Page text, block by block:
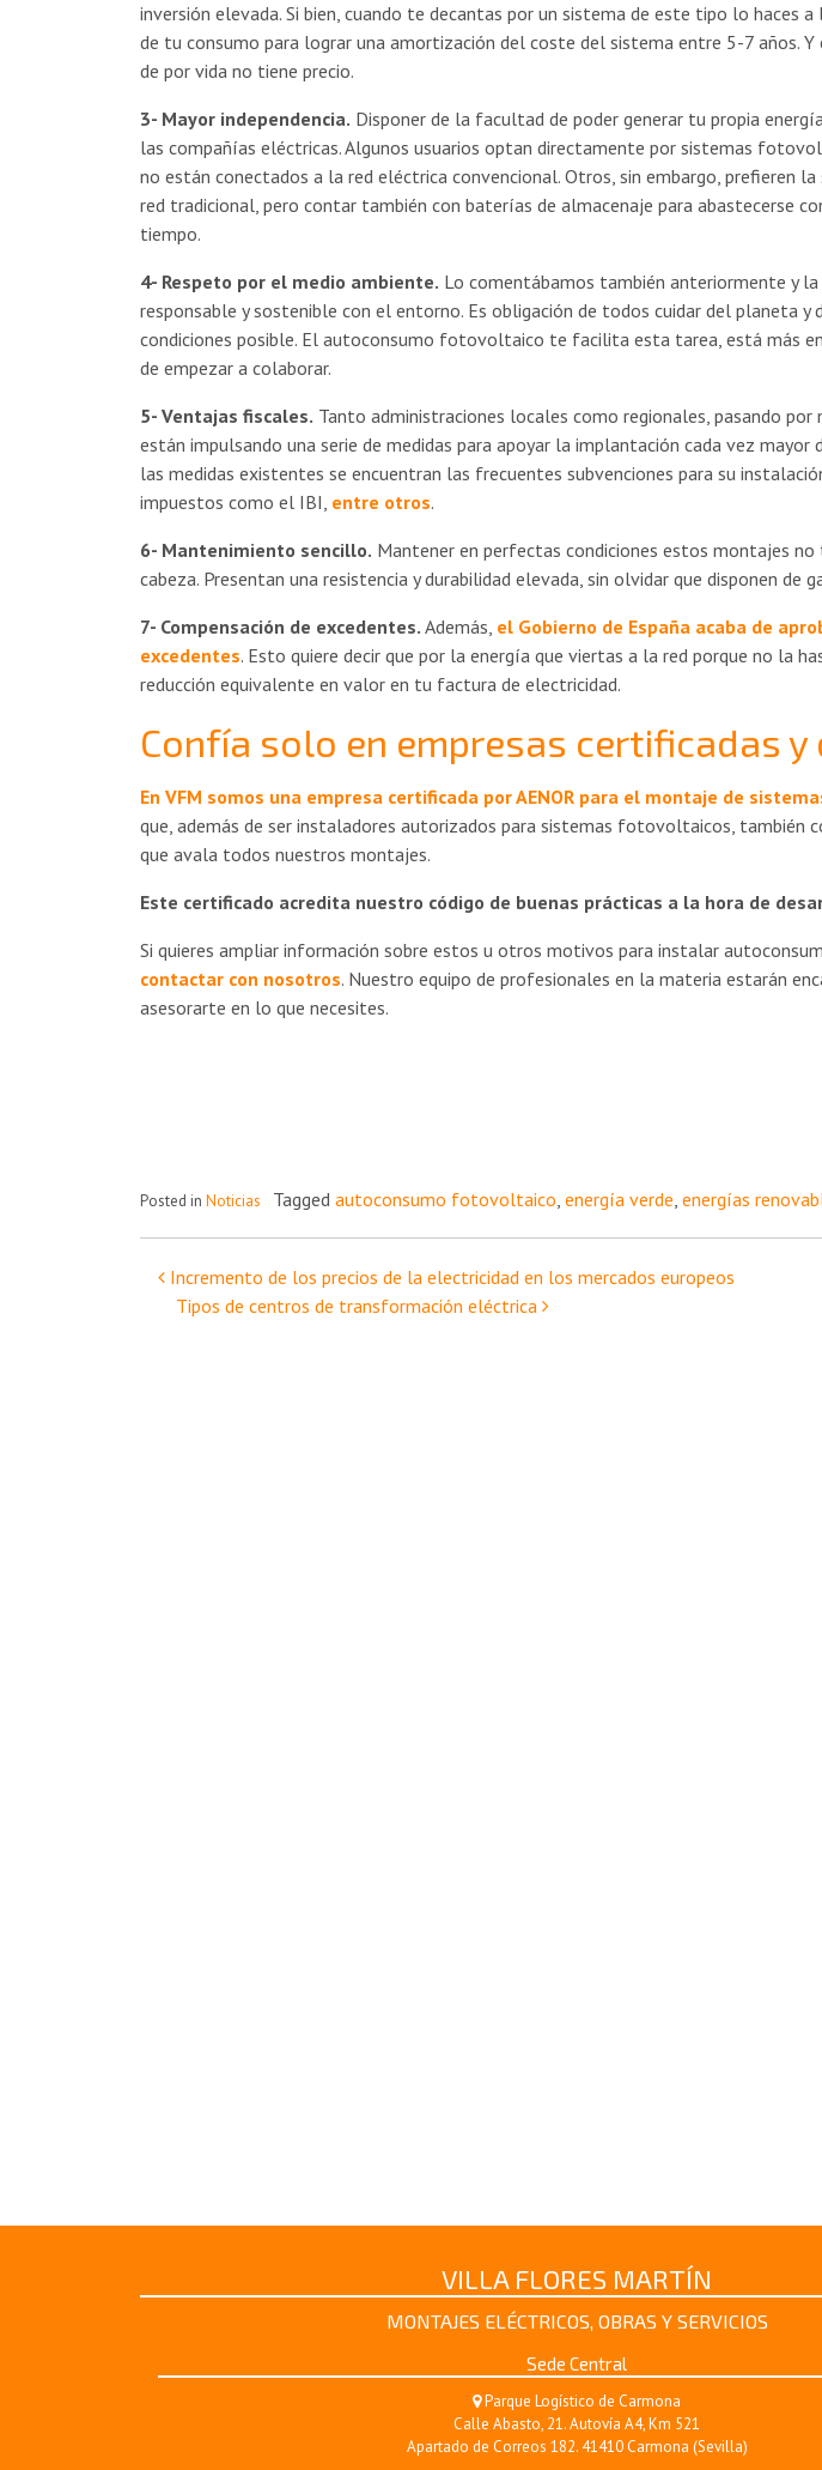
inversión elevada. Si bien, cuando te decantas por un sistema de este tipo lo haces
de tu consumo para lograr una amortización del coste del sistema entre 5-7 años.
de por vida no tiene precio.
3- Mayor independencia. Disponer de la facultad de poder generar tu propia
las compañías eléctricas. Algunos usuarios optan directamente por sistemas
no están conectados a la red eléctrica convencional. Otros, sin embargo, prefieren
red tradicional, pero contar también con baterías de almacenaje para abastecerse
tiempo.
4- Respeto por el medio ambiente. Lo comentábamos también anteriormente y
responsable y sostenible con el entorno. Es obligación de todos cuidar del planeta
condiciones posible. El autoconsumo fotovoltaico te facilita esta tarea, está más
de empezar a colaborar.
5- Ventajas fiscales. Tanto administraciones locales como regionales, pasando por
están impulsando una serie de medidas para apoyar la implantación cada vez
las medidas existentes se encuentran las frecuentes subvenciones para su
impuestos como el IBI, entre otros.
6- Mantenimiento sencillo. Mantener en perfectas condiciones estos montajes no
cabeza. Presentan una resistencia y durabilidad elevada, sin olvidar que disponen de
7- Compensación de excedentes. Además, el Gobierno de España acaba de
excedentes. Esto quiere decir que por la energía que viertas a la red porque no la
reducción equivalente en valor en tu factura de electricidad.
Confía solo en empresas certificadas y
En VFM somos una empresa certificada por AENOR para el montaje de
que, además de ser instaladores autorizados para sistemas fotovoltaicos, también
que avala todos nuestros montajes.
Este certificado acredita nuestro código de buenas prácticas a la hora de
Si quieres ampliar información sobre estos u otros motivos para instalar
contactar con nosotros. Nuestro equipo de profesionales en la materia estarán
asesorarte en lo que necesites.
Posted in Noticias Tagged autoconsumo fotovoltaico energía verde energías
Navegación
Incremento de los precios de la electricidad en los mercados europeos
Tipos de centros de transformación eléctrica
VILLA FLORES MARTÍN
MONTAJES ELÉCTRICOS, OBRAS Y SERVICIOS
Sede Central
Parque Logístico de Carmona
Calle Abasto, 21. Autovía A4, Km 521
Apartado de Correos 182. 41410 Carmona (Sevilla)